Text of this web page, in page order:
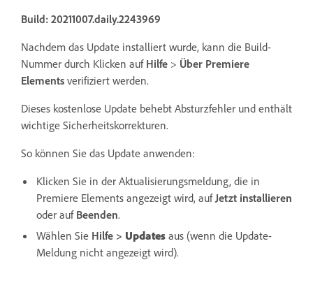
Build: 20211007.daily.2243969
Nachdem das Update installiert wurde, kann die Build-
Nummer durch Klicken auf Hilfe > Über Premiere
Elements verifiziert werden.
Dieses kostenlose Update behebt Absturzfehler und enthält
wichtige Sicherheitskorrekturen.
So können Sie das Update anwenden:
Klicken Sie in der Aktualisierungsmeldung, die in
Premiere Elements angezeigt wird, auf Jetzt installieren
oder auf Beenden.
Wählen Sie Hilfe > Updates aus (wenn die Update-
Meldung nicht angezeigt wird).